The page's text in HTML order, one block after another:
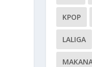
KPOP
LALIGA